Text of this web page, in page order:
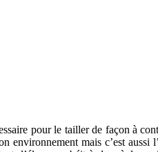
pour le tailler de façon à
environnement mais c’est